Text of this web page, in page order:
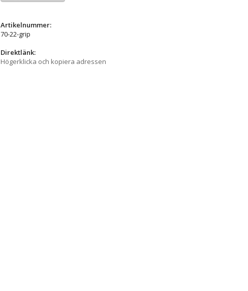
Artikelnummer:
70-22-grip
Direktlänk:
Högerklicka och kopiera adressen